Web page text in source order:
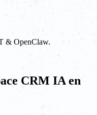
& OpenClaw.
CRM IA en